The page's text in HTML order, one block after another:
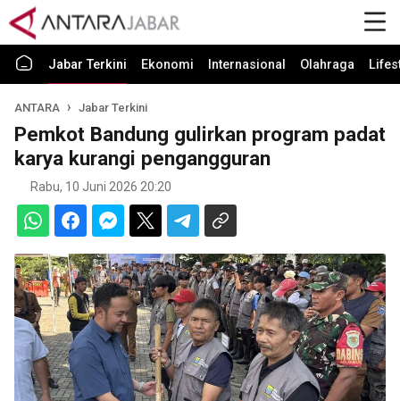
Jabar Terkini Ekonomi Internasional Olahraga
ANTARA Jabar Terkini
Pemkot Bandung gulirkan program padat
karya kurangi pengangguran
Rabu, 10 Juni 2026 20:20